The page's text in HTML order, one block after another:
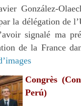
González-
la délégation de
signalé ma
de la France
Congrès
Perú)